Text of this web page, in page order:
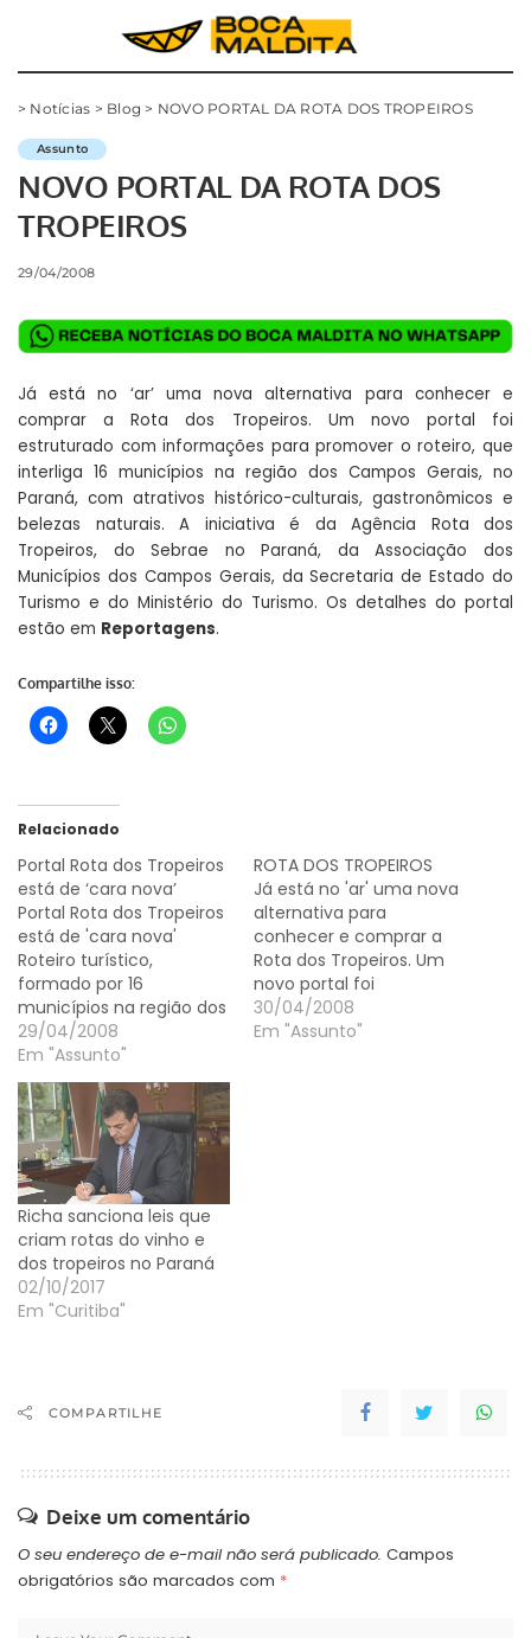
> Notícias > Blog > NOVO PORTAL DA ROTA DOS TROPEIROS
Assunto
NOVO PORTAL DA ROTA DOS
TROPEIROS
29/04/2008
Já está no ‘ar’ uma nova alternativa para conhecer e
comprar a Rota dos Tropeiros. Um novo portal foi
estruturado com informações para promover o roteiro, que
interliga 16 municípios na região dos Campos Gerais, no
Paraná, com atrativos histórico-culturais, gastronômicos e
belezas naturais. A iniciativa é da Agência Rota dos
Tropeiros, do Sebrae no Paraná, da Associação dos
Municípios dos Campos Gerais, da Secretaria de Estado do
Turismo e do Ministério do Turismo. Os detalhes do portal
estão em Reportagens.
Compartilhe isso:
Relacionado
Portal Rota dos Tropeiros
está de ‘cara nova’
Portal Rota dos Tropeiros
está de 'cara nova'
Roteiro turístico,
formado por 16
municípios na região dos
Campos Gerais e que
reúne belezas naturais,
história, cultura, delícias
gastronômicas e
aventura, agora pode ser
conhecido e comprado
pela internet Já está no
'ar' uma nova alternativa
para conhecer e
comprar a…
29/04/2008
Em "Assunto"
ROTA DOS TROPEIROS
Já está no 'ar' uma nova
alternativa para
conhecer e comprar a
Rota dos Tropeiros. Um
novo portal foi
estruturado com
informações para
30/04/2008
Em "Assunto"
Richa sanciona leis que
criam rotas do vinho e
dos tropeiros no Paraná
02/10/2017
Em "Curitiba"
COMPARTILHE
Deixe um comentário
O seu endereço de e-mail não será publicado. Campos
obrigatórios são marcados com *